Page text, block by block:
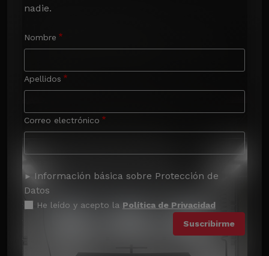
nadie.
Nombre
Apellidos
Correo electrónico
Información básica sobre Protección de
Datos
He leído y acepto la Política de Privacidad